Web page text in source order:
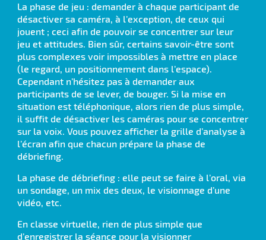
La phase de jeu : demander à chaque participant de
désactiver sa caméra, à l’exception, de ceux qui
jouent ; ceci afin de pouvoir se concentrer sur leur
jeu et attitudes. Bien sûr, certains savoir-être sont
plus complexes voir impossibles à mettre en place
(le regard, un positionnement dans l’espace).
Cependant n’hésitez pas à demander aux
participants de se lever, de bouger. Si la mise en
situation est téléphonique, alors rien de plus simple,
il suffit de désactiver les caméras pour se concentrer
sur la voix. Vous pouvez afficher la grille d’analyse à
l’écran afin que chacun prépare la phase de
débriefing.
La phase de débriefing : elle peut se faire à l’oral, via
un sondage, un mix des deux, le visionnage d’une
vidéo, etc.
En classe virtuelle, rien de plus simple que
d’enregistrer la séance pour la visionner